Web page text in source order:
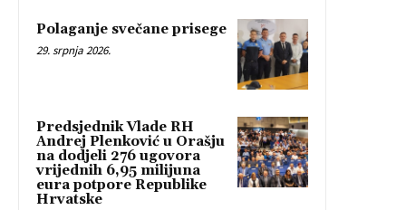
Polaganje svečane prisege
29. srpnja 2026.
Predsjednik Vlade RH
Andrej Plenković u Orašju
na dodjeli 276 ugovora
vrijednih 6,95 milijuna
eura potpore Republike
Hrvatske